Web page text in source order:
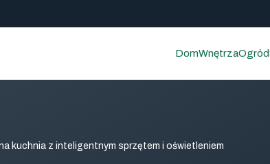
DomWnętrzaOgród
kuchnia z inteligentnym sprzętem i oświetleniem